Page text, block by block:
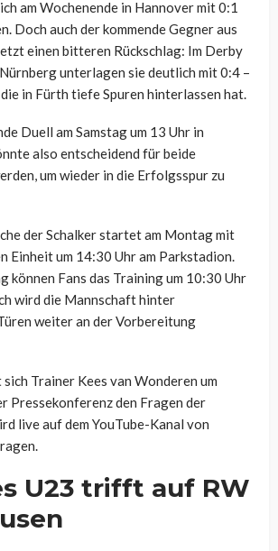
am Wochenende in Hannover mit 0:1
Doch auch der kommende Gegner aus
einen bitteren Rückschlag: Im Derby
unterlagen sie deutlich mit 0:4 –
in Fürth tiefe Spuren hinterlassen hat.
Duell am Samstag um 13 Uhr in
also entscheidend für beide
um wieder in die Erfolgsspur zu
der Schalker startet am Montag mit
Einheit um 14:30 Uhr am Parkstadion.
können Fans das Training um 10:30 Uhr
wird die Mannschaft hinter
weiter an der Vorbereitung
Trainer Kees van Wonderen um
Pressekonferenz den Fragen der
live auf dem YouTube-Kanal von
U23 trifft auf RW